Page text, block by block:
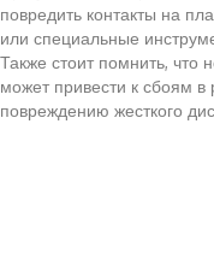
повредить контакты на
или специальные
Также стоит помнить, что
может привести к сбоям
повреждению жесткого